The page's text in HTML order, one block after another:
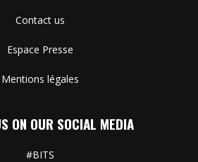
Contact us
Espace Presse
Mentions légales
ON OUR SOCIAL MEDIA
#BITS